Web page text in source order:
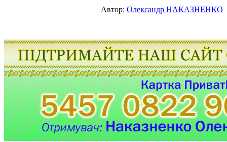
Автор: Олександр НАКАЗНЕНКО